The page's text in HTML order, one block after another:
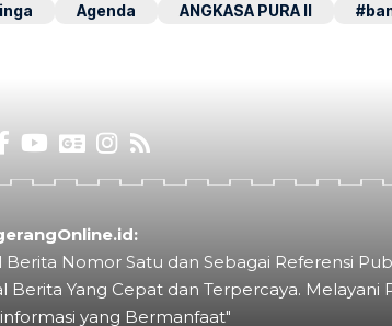
Agenda ANGKASA PURA II
Berita Nomor Satu dan Sebagai Referensi
Berita Yang Cepat dan Terpercaya. Melayani
yang Bermanfaat"